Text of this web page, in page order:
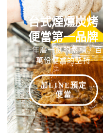
台式煙燻炭烤
便當第一品牌
十年磨一劍的累積，百
萬份便當的堅持
加LINE預定
便當